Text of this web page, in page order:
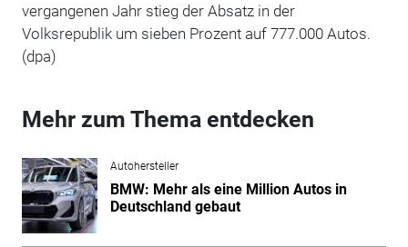
vergangenen Jahr stieg der Absatz in der
Volksrepublik um sieben Prozent auf 777.000 Autos.
(dpa)
Mehr zum Thema entdecken
Autohersteller
BMW: Mehr als eine Million Autos in
Deutschland gebaut